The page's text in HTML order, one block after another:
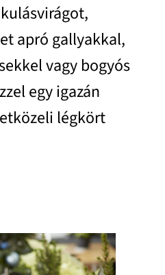
apró gallyakkal,
vagy bogyós
egy igazán
légkört